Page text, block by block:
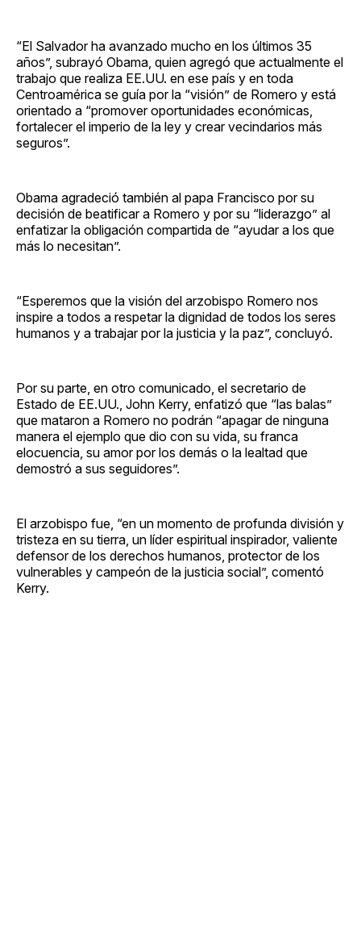
“El Salvador ha avanzado mucho en los últimos 35
años”, subrayó Obama, quien agregó que actualmente el
trabajo que realiza EE.UU. en ese país y en toda
Centroamérica se guía por la “visión” de Romero y está
orientado a “promover oportunidades económicas,
fortalecer el imperio de la ley y crear vecindarios más
seguros”.
Obama agradeció también al papa Francisco por su
decisión de beatificar a Romero y por su “liderazgo” al
enfatizar la obligación compartida de “ayudar a los que
más lo necesitan”.
“Esperemos que la visión del arzobispo Romero nos
inspire a todos a respetar la dignidad de todos los seres
humanos y a trabajar por la justicia y la paz”, concluyó.
Por su parte, en otro comunicado, el secretario de
Estado de EE.UU., John Kerry, enfatizó que “las balas”
que mataron a Romero no podrán “apagar de ninguna
manera el ejemplo que dio con su vida, su franca
elocuencia, su amor por los demás o la lealtad que
demostró a sus seguidores”.
El arzobispo fue, “en un momento de profunda división y
tristeza en su tierra, un líder espiritual inspirador, valiente
defensor de los derechos humanos, protector de los
vulnerables y campeón de la justicia social”, comentó
Kerry.